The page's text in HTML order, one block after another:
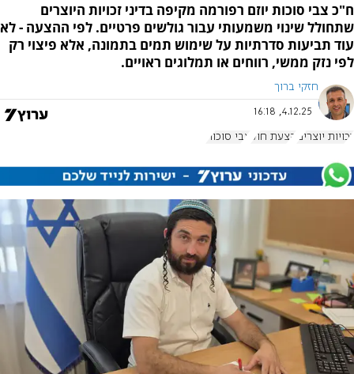
ח"כ צבי סוכות יוזם רפורמה מקיפה בדיני זכויות היוצרים
שתחולל שינוי משמעותי עבור גולשים פרטיים. לפי ההצעה - לא
עוד תביעות סדרתיות על שימוש תמים בתמונה, אלא פיצוי רק
לפי נזק ממשי, רווחים או תמלוגים ראויים.
חזקי ברוך
4.12.25, 16:18
זכויות יוצרים הצעת חוק צבי סוכות